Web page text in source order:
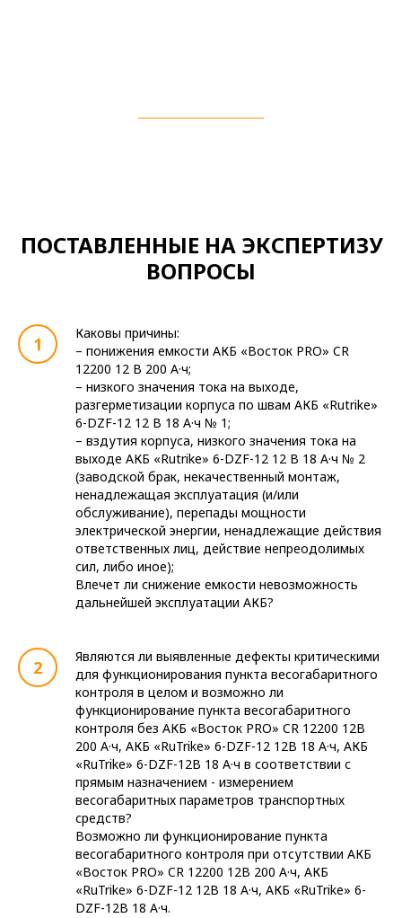
ПОСТАВЛЕННЫЕ НА ЭКСПЕРТИЗУ
ВОПРОСЫ
Каковы причины:
– понижения емкости АКБ «Восток PRO» CR
12200 12 В 200 А·ч;
– низкого значения тока на выходе,
разгерметизации корпуса по швам АКБ «Rutrike»
6-DZF-12 12 В 18 А·ч № 1;
– вздутия корпуса, низкого значения тока на
выходе АКБ «Rutrike» 6-DZF-12 12 В 18 А·ч № 2
(заводской брак, некачественный монтаж,
ненадлежащая эксплуатация (и/или
обслуживание), перепады мощности
электрической энергии, ненадлежащие действия
ответственных лиц, действие непреодолимых
сил, либо иное);
Влечет ли снижение емкости невозможность
дальнейшей эксплуатации АКБ?
Являются ли выявленные дефекты критическими
для функционирования пункта весогабаритного
контроля в целом и возможно ли
функционирование пункта весогабаритного
контроля без АКБ «Восток PRO» CR 12200 12В
200 А·ч, АКБ «RuTrike» 6-DZF-12 12В 18 А·ч, АКБ
«RuTrike» 6-DZF-12B 18 А·ч в соответствии с
прямым назначением - измерением
весогабаритных параметров транспортных
средств?
Возможно ли функционирование пункта
весогабаритного контроля при отсутствии АКБ
«Восток PRO» CR 12200 12В 200 А·ч, АКБ
«RuTrike» 6-DZF-12 12В 18 А·ч, АКБ «RuTrike» 6-
DZF-12B 18 А·ч.